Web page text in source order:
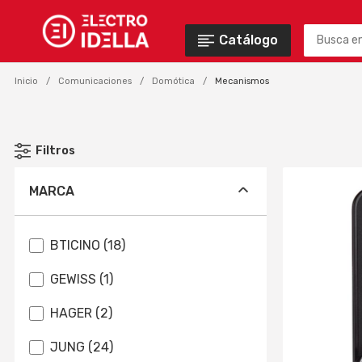
Catálogo
Inicio Comunicaciones Domótica Mecanismos
Filtros
MARCA
BTICINO (18)
GEWISS (1)
HAGER (2)
JUNG (24)